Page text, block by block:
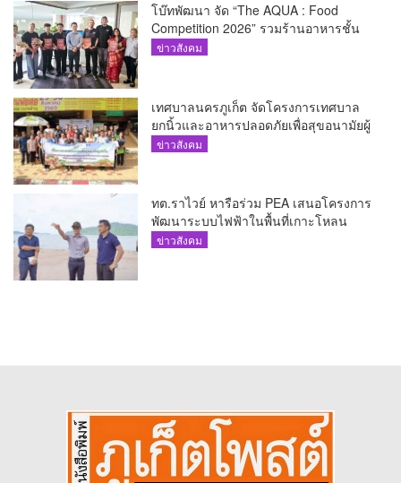
โบ๊ทพัฒนา จัด “The AQUA : Food
Competition 2026” รวมร้านอาหารชั้น
นำของ The Shopps at The AQUA ชู
ข่าวสังคม
เทศบาลนครภูเก็ต จัดโครงการเทศบาล
ยกนิ้วและอาหารปลอดภัยเพื่อสุขอนามัยผู้
บริโภค
ข่าวสังคม
ทต.ราไวย์ หารือร่วม PEA เสนอโครงการ
พัฒนาระบบไฟฟ้าในพื้นที่เกาะโหลน
ข่าวสังคม